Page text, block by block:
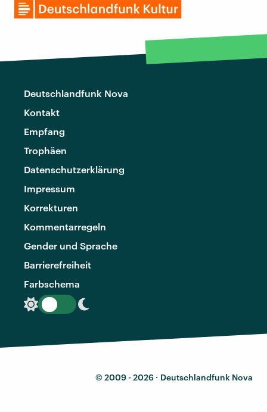
Deutschlandfunk Nova
Kontakt
Empfang
Trophäen
Datenschutzerklärung
Impressum
Korrekturen
Kommentarregeln
Gender und Sprache
Barrierefreiheit
Farbschema
© 2009 - 2026 · Deutschlandfunk Nova